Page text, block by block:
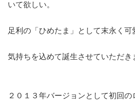
いて欲しい。
足利の「ひめたま」として末永く可
気持ちを込めて誕生させていただき
２０１３年バージョンとして初回